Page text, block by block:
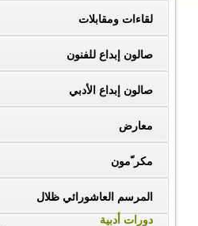
لقاءات ومقابلات
صالون إبداع للفنون
صالون إبداع الأدبي
معارض
مكر ّمون
المرسم العاشورائي ظلال
دورات أدبية